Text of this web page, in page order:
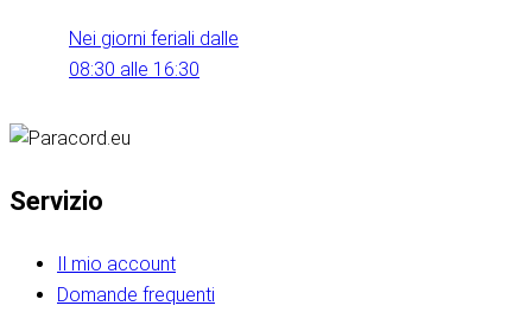
Nei giorni feriali dalle
08:30 alle 16:30
Servizio
Il mio account
Domande frequenti